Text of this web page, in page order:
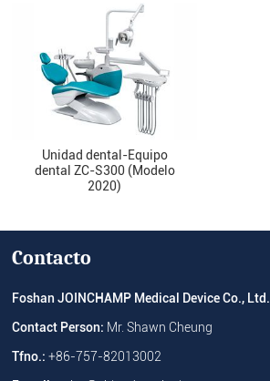
Unidad dental-Equipo
dental ZC-S300 (Modelo
2020)
Contacto
Foshan JOINCHAMP Medical Device Co., Ltd.
Contact Person: Mr. Shawn Cheung
Tfno.:+86-757-82013002